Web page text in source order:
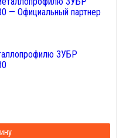
ЗУБР